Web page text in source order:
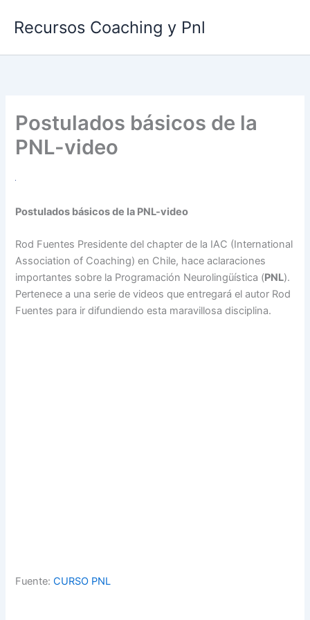
Recursos Coaching y Pnl
Postulados básicos de la
PNL-video
Postulados básicos de la PNL-video
Rod Fuentes Presidente del chapter de la IAC (International
Association of Coaching) en Chile, hace aclaraciones
importantes sobre la Programación Neurolingüística (PNL).
Pertenece a una serie de videos que entregará el autor Rod
Fuentes para ir difundiendo esta maravillosa disciplina.
Fuente:CURSO PNL